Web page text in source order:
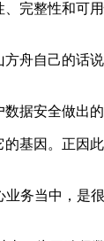
完整性和可
舟自己的话
据安全做出的
基因。正因
当中，是